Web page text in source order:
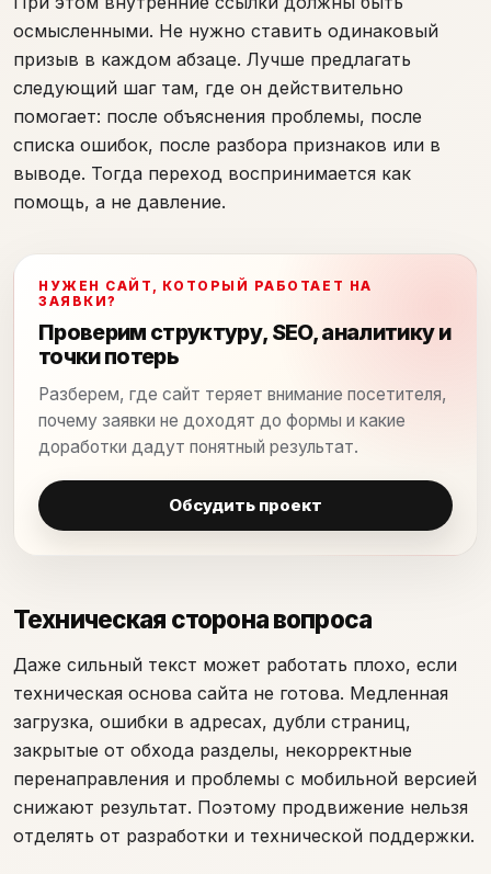
осмысленными. Не нужно ставить одинаковый
призыв в каждом абзаце. Лучше предлагать
следующий шаг там, где он действительно
помогает: после объяснения проблемы, после
списка ошибок, после разбора признаков или в
выводе. Тогда переход воспринимается как
помощь, а не давление.
НУЖЕН САЙТ, КОТОРЫЙ РАБОТАЕТ НА
ЗАЯВКИ?
Проверим структуру, SEO, аналитику и
точки потерь
Разберем, где сайт теряет внимание посетителя,
почему заявки не доходят до формы и какие
доработки дадут понятный результат.
Обсудить проект
Техническая сторона вопроса
Даже сильный текст может работать плохо, если
техническая основа сайта не готова. Медленная
загрузка, ошибки в адресах, дубли страниц,
закрытые от обхода разделы, некорректные
перенаправления и проблемы с мобильной версией
снижают результат. Поэтому продвижение нельзя
отделять от разработки и технической поддержки.